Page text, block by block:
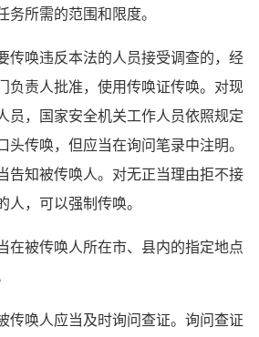
所需的范围和限度。
唤违反本法的人员接受调查的，经
负责人批准，使用传唤证传唤。对现
员，国家安全机关工作人员依照规定
头传唤，但应当在询问笔录中注明。
告知被传唤人。对无正当理由拒不接
，可以强制传唤。
在被传唤人所在市、县内的指定地点
传唤人应当及时询问查证。询问查证